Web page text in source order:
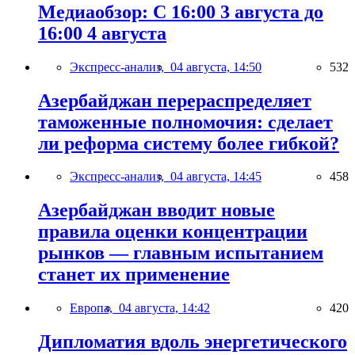
Медиаобзор: С 16:00 3 августа до
16:00 4 августа
Экспресс-анализ, 04 августа, 14:50 532
Азербайджан перераспределяет
таможенные полномочия: сделает
ли реформа систему более гибкой?
Экспресс-анализ, 04 августа, 14:45 458
Азербайджан вводит новые
правила оценки концентрации
рынков — главным испытанием
станет их применение
Европа, 04 августа, 14:42 420
Дипломатия вдоль энергетического